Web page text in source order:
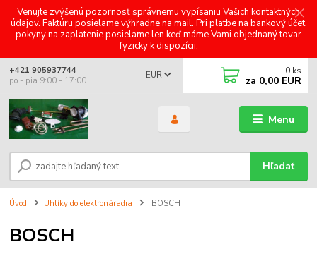
Venujte zvýšenú pozornosť správnemu vypísaniu Vašich kontaktných
údajov. Faktúru posielame výhradne na mail. Pri platbe na bankový účet,
pokyny na zaplatenie posielame len keď máme Vami objednaný tovar
fyzicky k dispozícii.
Menu
EUR
Hľadať
+421 905937744
po - pia 9:00 - 17:00
0 ks
za 0,00 EUR
Úvod Uhlíky do elektronáradia BOSCH
BOSCH